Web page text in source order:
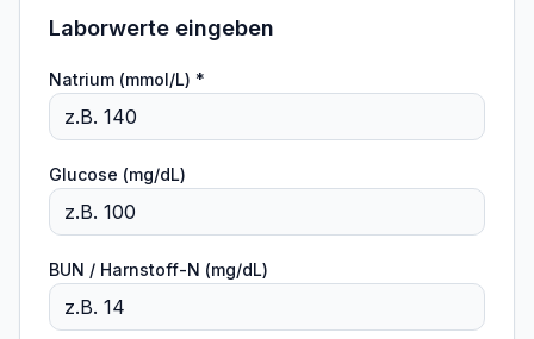
Laborwerte eingeben
Natrium (mmol/L) *
Glucose (mg/dL)
BUN / Harnstoff-N (mg/dL)